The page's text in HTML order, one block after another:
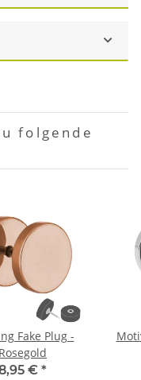
folgende
Fake Plug -
Rosegold
€ *